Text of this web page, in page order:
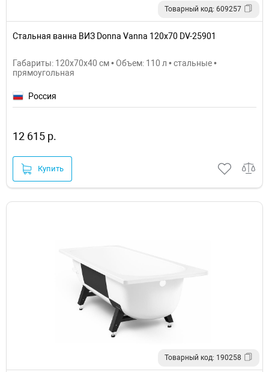
Товарный код: 609257
Стальная ванна ВИЗ Donna Vanna 120x70 DV-25901
Габариты: 120x70x40 см • Объем: 110 л • стальные •
прямоугольная
Россия
12 615 р.
Купить
Товарный код: 190258